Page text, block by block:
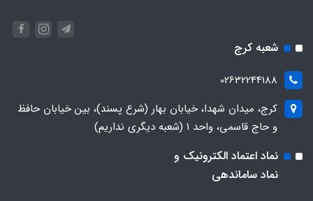
شعبه کرج
02632244188
کرج، میدان شهدا، خیابان بهار (شرع پسند)، بین خیابان حافظ
و حاج قاسمی، واحد ۱ (شعبه دیگری نداریم)
نماد اعتماد الکترونیک و
نماد ساماندهی